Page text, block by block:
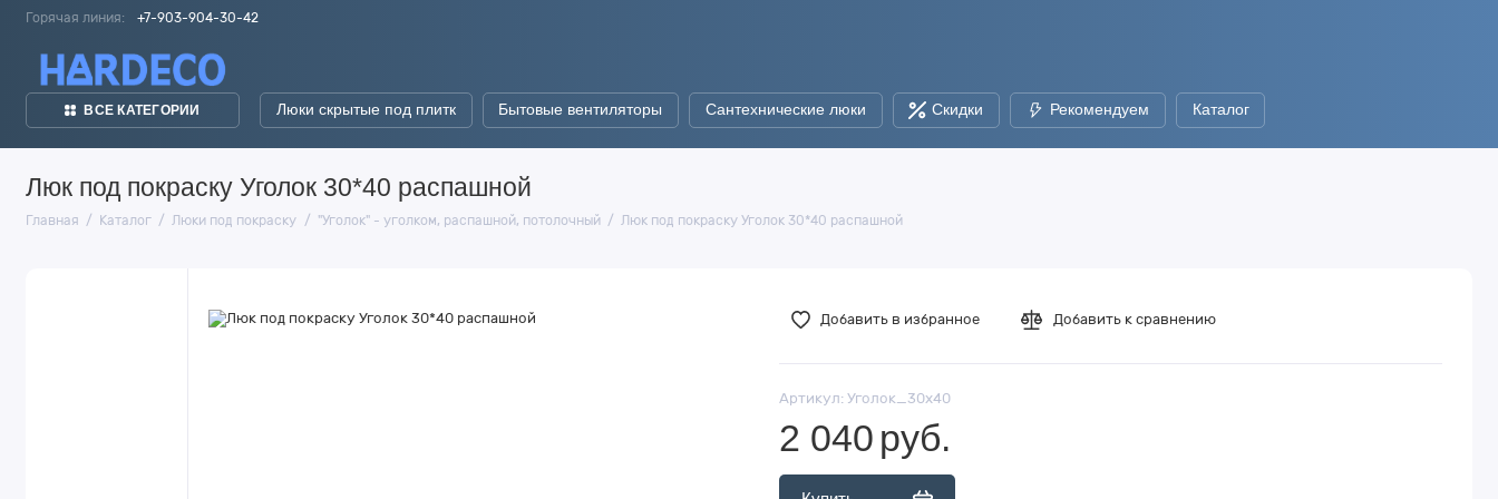
Горячая линия: +7-903-904-30-42
ВСЕ КАТЕГОРИИ Люки скрытые под плитк Бытовые вентиляторы Сантехнические люки Скидки Рекомендуем Каталог
Люк под покраску Уголок 30*40 распашной
Главная Каталог Люки под покраску "Уголок" - уголком, распашной, потолочный Люк под покраску Уголок 30*40 распашной
Добавить в избранное Добавить к сравнению
Артикул:Уголок_30х40
2 040 руб.